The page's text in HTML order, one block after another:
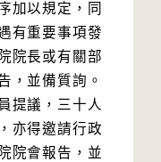
加以規定，同
有重要事項發
院長或有關部
，並備質詢。
提議，三十人
亦得邀請行政
院會報告，並